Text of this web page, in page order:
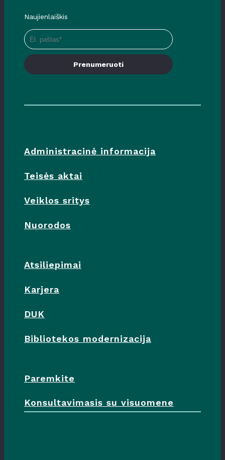
Naujienlaiškis
Prenumeruoti
Administracinė informacija
Teisės aktai
Veiklos sritys
Nuorodos
Atsiliepimai
Karjera
DUK
Bibliotekos modernizacija
Paremkite
Konsultavimasis su visuomene